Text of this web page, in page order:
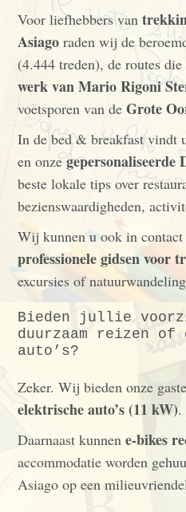
Voor liefhebbers van
Asiago raden wij de
(4.444 treden), de routes
werk van Mario Rigoni
voetsporen van deGrote
In de bed & breakfast vindt
en onzegepersonaliseerde
beste lokale tips over
bezienswaardigheden,
Wij kunnen u ook in contact
professionele gidsen voor
excursies of
Bieden jullie
duurzaam reizen
auto’s?
Zeker. Wij bieden onze
elektrische auto’s (11 kW).
Daarnaast kunnene-bikes
accommodatie worden
Asiago op een